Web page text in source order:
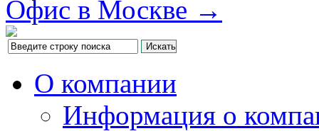
Офис в Москве →
О компании
Информация о